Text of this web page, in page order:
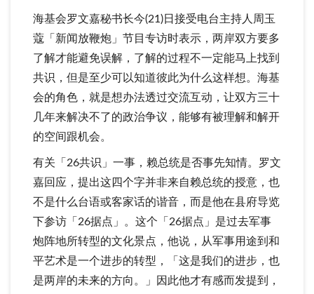
海基会罗文嘉秘书长今(21)日接受电台主持人周玉
蔻「新闻放鞭炮」节目专访时表示，两岸双方要多
了解才能避免误解，了解的过程不一定能马上找到
共识，但是至少可以知道彼此为什么这样想。海基
会的角色，就是想办法透过交流互动，让双方三十
几年来解决不了的政治争议，能够有被理解和解开
的空间跟机会。
有关「26共识」一事，赖总统是否事先知情。罗文
嘉回应，提出这四个字并非来自赖总统的授意，也
不是什么台语或客家话的谐音，而是他在县府导览
下参访「26据点」。这个「26据点」是过去军事
炮阵地所转型的文化景点，他说，从军事用途到和
平艺术是一个进步的转型，「这是我们的进步，也
是两岸的未来的方向。」因此他才有感而发提到，